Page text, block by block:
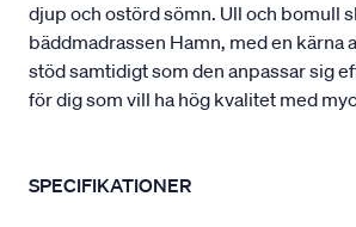
djup och ostörd sömn. Ull och bomull
bäddmadrassen Hamn, med en kärna
stöd samtidigt som den anpassar sig
för dig som vill ha hög kvalitet med
SPECIFIKATIONER